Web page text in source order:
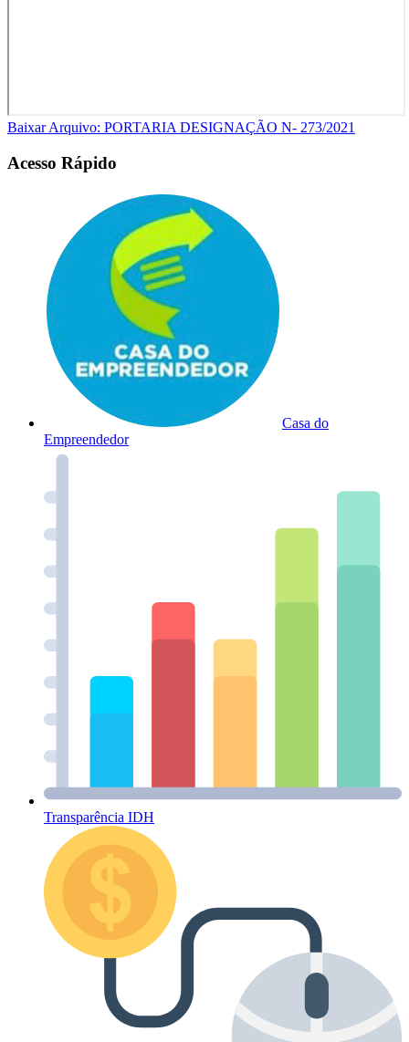
Baixar Arquivo: PORTARIA DESIGNAÇÃO N- 273/2021
Acesso Rápido
Casa do
Empreendedor
Transparência IDH